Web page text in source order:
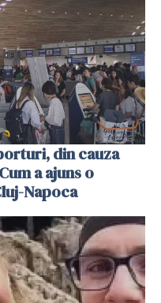
din cauza
a ajuns o
Napoca